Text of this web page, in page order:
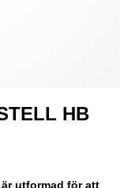
HB
utformad för att